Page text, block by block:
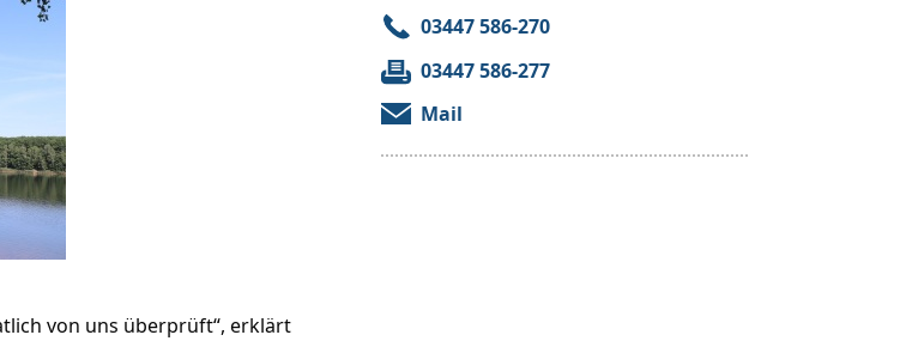
von uns überprüft“, erklärt
03447 586-270
03447 586-277
Mail